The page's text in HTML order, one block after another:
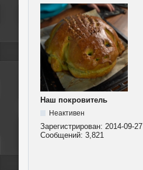
Наш покровитель
Неактивен
Зарегистрирован: 2014-09-27
Сообщений: 3,821